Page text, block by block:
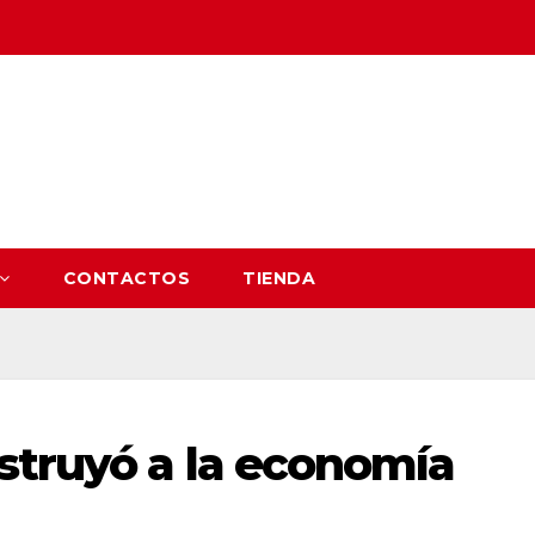
CONTACTOS TIENDA
a la economía